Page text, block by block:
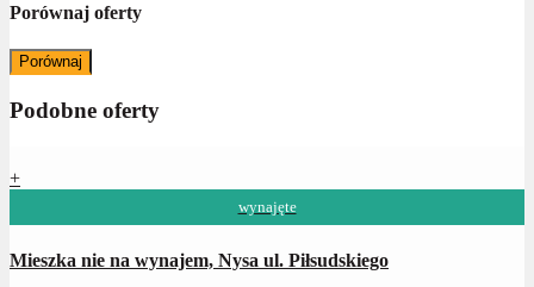
Porównaj oferty
Porównaj
Podobne oferty
+
wynajęte
Mieszka nie na wynajem, Nysa ul. Piłsudskiego